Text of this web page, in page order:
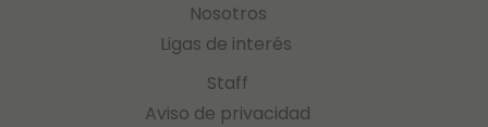
Nosotros
Ligas de interés
Staff
Aviso de privacidad